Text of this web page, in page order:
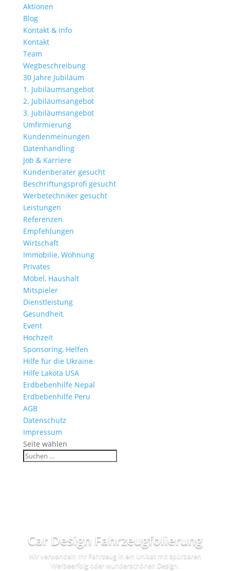
Aktionen
Blog
Kontakt & Info
Kontakt
Team
Wegbeschreibung
30 Jahre Jubiläum
1. Jubiläumsangebot
2. Jubiläumsangebot
3. Jubiläumsangebot
Umfirmierung
Kundenmeinungen
Datenhandling
Job & Karriere
Kundenberater gesucht
Beschriftungsprofi gesucht
Werbetechniker gesucht
Leistungen
Referenzen
Empfehlungen
Wirtschaft
Immobilie, Wohnung
Privates
Möbel, Haushalt
Mitspieler
Dienstleistung
Gesundheit
Event
Hochzeit
Sponsoring, Helfen
Hilfe für die Ukraine
Hilfe Lakota USA
Erdbebenhilfe Nepal
Erdbebenhilfe Peru
AGB
Datenschutz
Impressum
Seite wählen
Car Design Fahrzeugfolierung
Wir verwandeln Ihr Fahrzeug in ein Unikat mit spürbaren
Werbeerfolg oder wunderschönen Design.